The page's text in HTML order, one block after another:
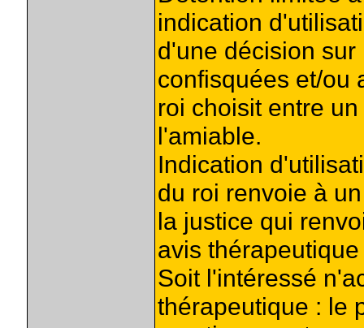
indication
d'une décision
confisquées et/ou
roi choisit entre
l'amiable.
Indication
du roi renvoie à
la justice qui
avis thérapeutique
Soit l'intéressé
thérapeutique : le